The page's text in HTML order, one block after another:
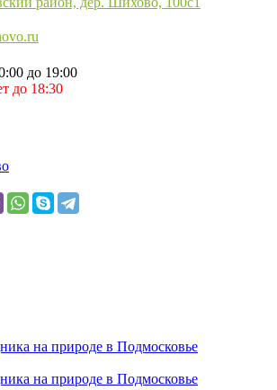
до 19:00
до 18:30
на природе в Подмосковье
на природе в Подмосковье